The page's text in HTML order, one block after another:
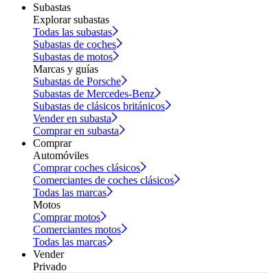
Subastas
Explorar subastas
Todas las subastas
Subastas de coches
Subastas de motos
Marcas y guías
Subastas de Porsche
Subastas de Mercedes-Benz
Subastas de clásicos británicos
Vender en subasta
Comprar en subasta
Comprar
Automóviles
Comprar coches clásicos
Comerciantes de coches clásicos
Todas las marcas
Motos
Comprar motos
Comerciantes motos
Todas las marcas
Vender
Privado